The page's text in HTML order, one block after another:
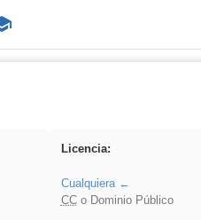
Licencia:
Cualquiera
CCo Dominio Público